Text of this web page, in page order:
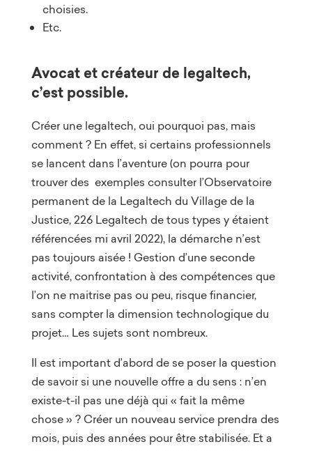
choisies.
Etc.
Avocat et créateur de legaltech,
c’est possible.
Créer une legaltech, oui pourquoi pas, mais
comment ? En effet, si certains professionnels
se lancent dans l’aventure (on pourra pour
trouver des exemples consulter l’Observatoire
permanent de la Legaltech du Village de la
Justice, 226 Legaltech de tous types y étaient
référencées mi avril 2022), la démarche n’est
pas toujours aisée ! Gestion d’une seconde
activité, confrontation à des compétences que
l’on ne maitrise pas ou peu, risque financier,
sans compter la dimension technologique du
projet… Les sujets sont nombreux.
Il est important d’abord de se poser la question
de savoir si une nouvelle offre a du sens : n’en
existe-t-il pas une déjà qui « fait la même
chose » ? Créer un nouveau service prendra des
mois, puis des années pour être stabilisée. Et a